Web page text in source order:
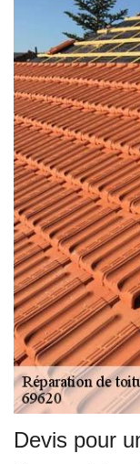
Devis pour